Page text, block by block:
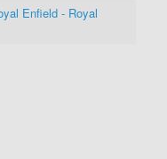
Enfield - Royal